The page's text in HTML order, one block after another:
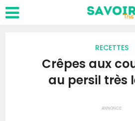
RECETTES
Crêpes aux
au persil très
ANNONCE